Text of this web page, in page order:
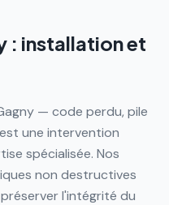
: installation et
— code perdu, pile
une intervention
spécialisée. Nos
non destructives
l'intégrité du